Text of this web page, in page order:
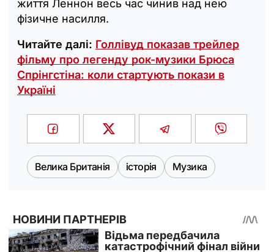
життя Леннон весь час чинив над нею
фізичне насилля.
Читайте далі: Голлівуд показав трейлер
фільму про легенду рок-музики Брюса
Спрінгстіна: коли стартують покази в
Україні
Велика Британія історія Музика